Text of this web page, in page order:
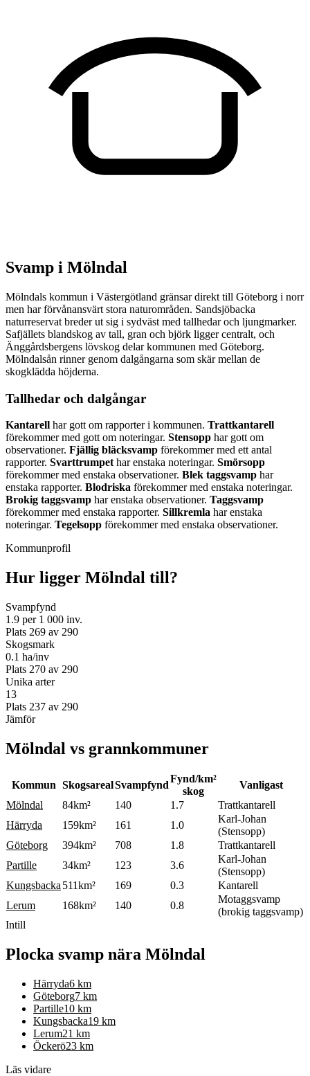
Svamp i Mölndal
Mölndals kommun i Västergötland gränsar direkt till Göteborg i norr
men har förvånansvärt stora naturområden. Sandsjöbacka
naturreservat breder ut sig i sydväst med tallhedar och ljungmarker.
Safjällets blandskog av tall, gran och björk ligger centralt, och
Änggårdsbergens lövskog delar kommunen med Göteborg.
Mölndalsån rinner genom dalgångarna som skär mellan de
skogklädda höjderna.
Tallhedar och dalgångar
Kantarell har gott om rapporter i kommunen. Trattkantarell
förekommer med gott om noteringar. Stensopp har gott om
observationer. Fjällig bläcksvamp förekommer med ett antal
rapporter. Svarttrumpet har enstaka noteringar. Smörsopp
förekommer med enstaka observationer. Blek taggsvamp har
enstaka rapporter. Blodriska förekommer med enstaka noteringar.
Brokig taggsvamp har enstaka observationer. Taggsvamp
förekommer med enstaka rapporter. Sillkremla har enstaka
noteringar. Tegelsopp förekommer med enstaka observationer.
Kommunprofil
Hur ligger Mölndal till?
Svampfynd
1.9 per 1 000 inv.
Plats 269 av 290
Skogsmark
0.1 ha/inv
Plats 270 av 290
Unika arter
13
Plats 237 av 290
Jämför
Mölndal vs grannkommuner
Kommun SkogsarealSvampfynd
Fynd/km²
skog
Vanligast
Mölndal
84km² 140 1.7
Trattkantarell
Härryda
159km² 161 1.0
Karl-Johan
(Stensopp)
Göteborg
394km² 708 1.8
Trattkantarell
Partille
34km² 123 3.6
Karl-Johan
(Stensopp)
Kungsbacka 511km² 169 0.3
Kantarell
Lerum
168km² 140 0.8
Motaggsvamp
(brokig taggsvamp)
Intill
Plocka svamp nära Mölndal
Härryda6 km
Göteborg7 km
Partille10 km
Kungsbacka19 km
Lerum21 km
Öckerö23 km
Läs vidare